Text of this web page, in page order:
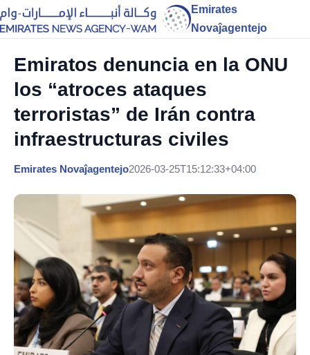
Emirates
Novaĵagentejo
Emiratos denuncia en la ONU
los “atroces ataques
terroristas” de Irán contra
infraestructuras civiles
Emirates Novaĵagentejo2026-03-25T15:12:33+04:00